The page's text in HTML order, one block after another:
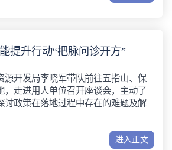
提升行动“把脉问诊开方”
源开发局李晓军带队前往五指山、保
，走进用人单位召开座谈会，主动了
讨政策在落地过程中存在的难题及解
进入正文